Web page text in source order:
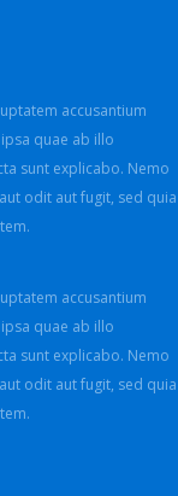
accusantium
quae ab illo
sunt explicabo. Nemo
odit aut fugit, sed quia
accusantium
quae ab illo
sunt explicabo. Nemo
odit aut fugit, sed quia